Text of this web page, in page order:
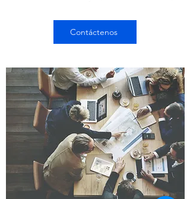
Contáctenos